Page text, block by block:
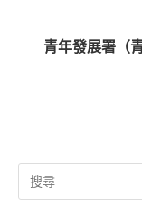
青年發展署（
Search
for: